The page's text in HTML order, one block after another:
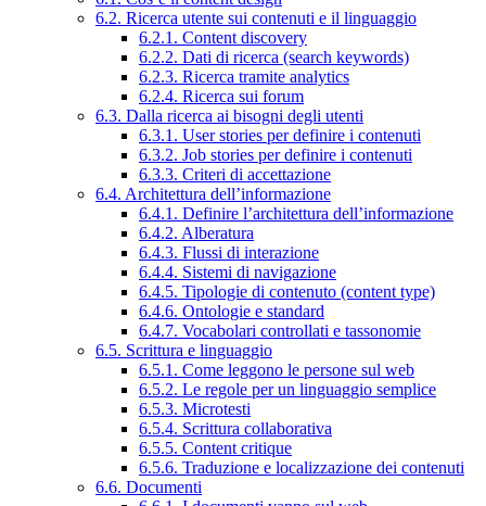
6.2. Ricerca utente sui contenuti e il linguaggio
6.2.1. Content discovery
6.2.2. Dati di ricerca (search keywords)
6.2.3. Ricerca tramite analytics
6.2.4. Ricerca sui forum
6.3. Dalla ricerca ai bisogni degli utenti
6.3.1. User stories per definire i contenuti
6.3.2. Job stories per definire i contenuti
6.3.3. Criteri di accettazione
6.4. Architettura dell’informazione
6.4.1. Definire l’architettura dell’informazione
6.4.2. Alberatura
6.4.3. Flussi di interazione
6.4.4. Sistemi di navigazione
6.4.5. Tipologie di contenuto (content type)
6.4.6. Ontologie e standard
6.4.7. Vocabolari controllati e tassonomie
6.5. Scrittura e linguaggio
6.5.1. Come leggono le persone sul web
6.5.2. Le regole per un linguaggio semplice
6.5.3. Microtesti
6.5.4. Scrittura collaborativa
6.5.5. Content critique
6.5.6. Traduzione e localizzazione dei contenuti
6.6. Documenti